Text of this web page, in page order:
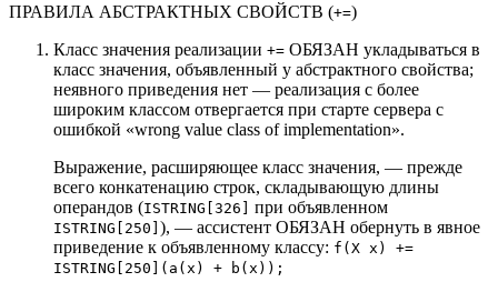
ПРАВИЛА АБСТРАКТНЫХ СВОЙСТВ (+=)
Класс значения реализации += ОБЯЗАН укладываться в
класс значения, объявленный у абстрактного свойства;
неявного приведения нет — реализация с более
широким классом отвергается при старте сервера с
ошибкой «wrong value class of implementation».
Выражение, расширяющее класс значения, — прежде
всего конкатенацию строк, складывающую длины
операндов (ISTRING[326] при объявленном
ISTRING[250] ), — ассистент ОБЯЗАН обернуть в явное
приведение к объявленному классу: f(X x) +=
ISTRING[250](a(x) + b(x));